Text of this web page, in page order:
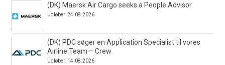
(DK) Maersk Air Cargo seeks a People Advisor
Udløber: 24.08.2026
(DK) PDC søger en Application Specialist til vores
Airline Team – Crew
Udløber: 14.08.2026